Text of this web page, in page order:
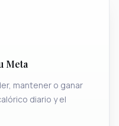
Meta
mantener o ganar
diario y el